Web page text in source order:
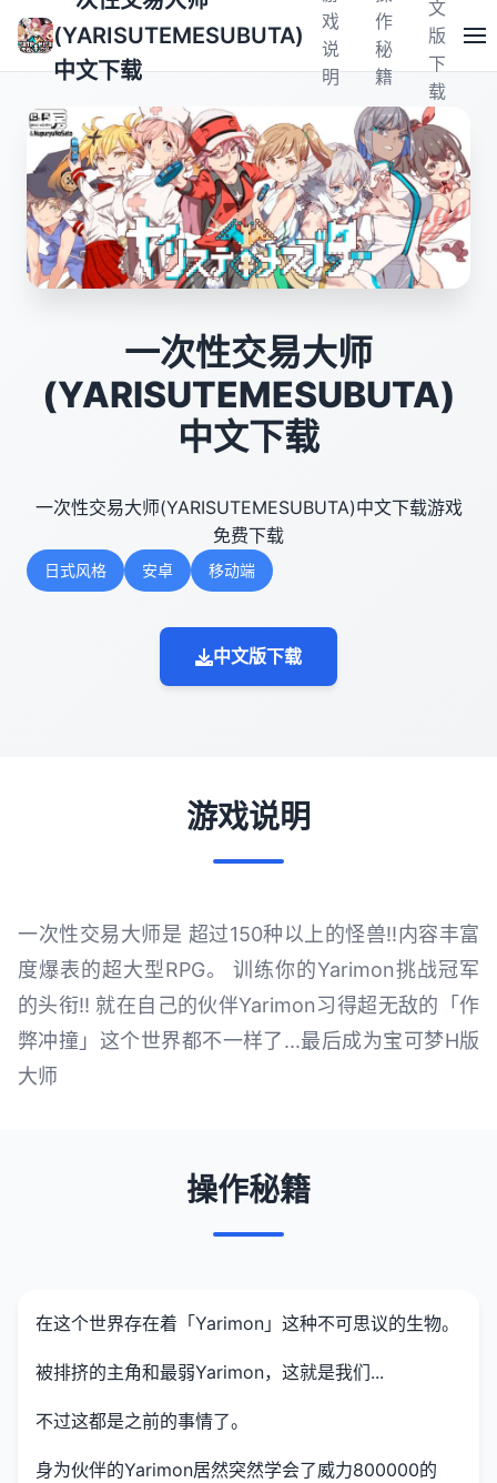
(YARISUTEMESUBUTA)
中文下载
戏
说
明
作
秘
籍
文
版
下
载
一次性交易大师
(YARISUTEMESUBUTA)
中文下载
一次性交易大师(YARISUTEMESUBUTA)中文下载游戏
免费下载
日式风格 安卓 移动端
中文版下载
游戏说明
一次性交易大师是 超过150种以上的怪兽!!内容丰富
度爆表的超大型RPG。 训练你的Yarimon挑战冠军
的头衔!! 就在自己的伙伴Yarimon习得超无敌的「作
弊冲撞」这个世界都不一样了...最后成为宝可梦H版
大师
操作秘籍
在这个世界存在着「Yarimon」这种不可思议的生物。
被排挤的主角和最弱Yarimon，这就是我们...
不过这都是之前的事情了。
身为伙伴的Yarimon居然突然学会了威力800000的